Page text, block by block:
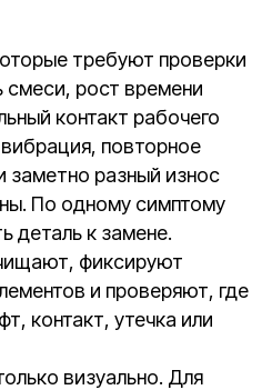
требуют проверки
смеси, рост времени
контакт рабочего
повторное
заметно разный износ
По одному симптому
деталь к замене.
фиксируют
и проверяют, где
контакт, утечка или
визуально. Для